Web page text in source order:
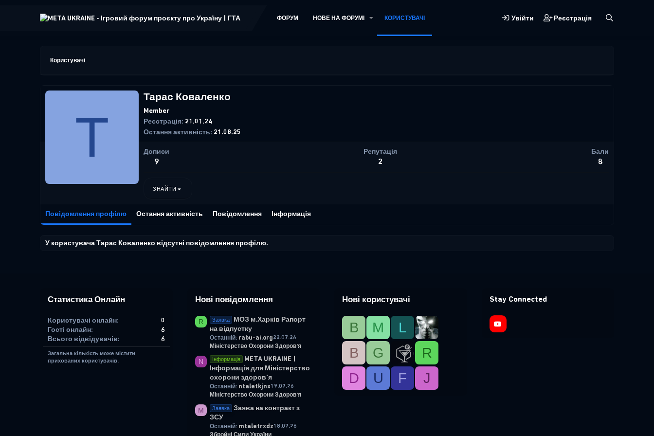
ФОРУМ НОВЕ НА ФОРУМІ КОРИСТУВАЧІ Увійти Реєстрація
Користувачі
Т
Тарас Коваленко
Member
Реєстрація 21.01.24
Остання активність 21.08.25
Дописи
9
Репутація
2
Бали
8
ЗНАЙТИ
Повідомлення профілю Остання активність Повідомлення Інформація
У користувача Тарас Коваленко відсутні повідомлення профілю.
Статистика Онлайн
Користувачі онлайн
0
Гості онлайн
6
Всього відвідувачів
6
Загальна кількість може містити
прихованих користувачів.
Нові повідомлення
R Заявка
МОЗ м.Харків Рапорт
на відпустку
Останній: rabu-ai.org22.07.26
Міністерство Охорони Здоров'я
N Інформація
META UKRAINE |
Інформація для Міністерство
охорони здоров'я
Останній: ntaletkjnx19.07.26
Міністерство Охорони Здоров'я
M Заявка
Заява на контракт з
ЗСУ
Останній: mtaletrxdz18.07.26
Збройні Сили України
Нові користувачі
B М
L
B
G
R
D
U F J
Stay Connected